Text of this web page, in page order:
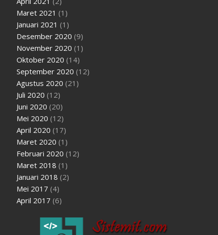
Maret 2021 (1)
Januari 2021 (1)
Desember 2020 (9)
November 2020 (1)
Oktober 2020 (14)
September 2020 (12)
Agustus 2020 (21)
Juli 2020 (12)
Juni 2020 (20)
Mei 2020 (12)
April 2020 (17)
Maret 2020 (1)
Februari 2020 (12)
Maret 2018 (1)
Januari 2018 (2)
Mei 2017 (4)
April 2017 (6)